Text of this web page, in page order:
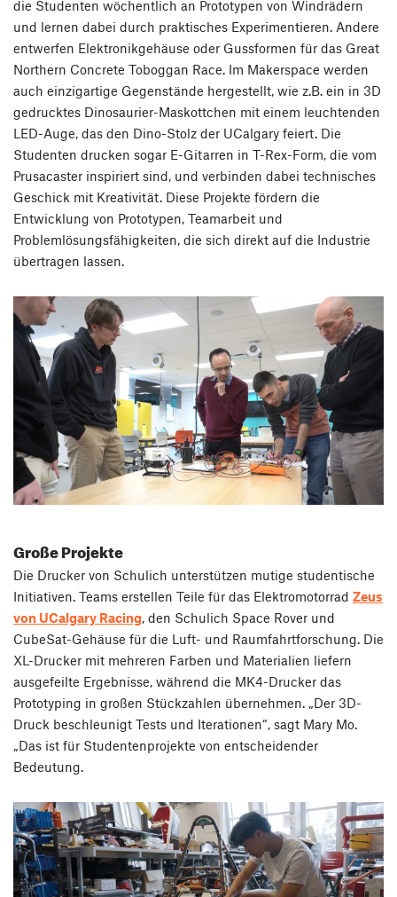
die Studenten wöchentlich an Prototypen von Windrädern
und lernen dabei durch praktisches Experimentieren. Andere
entwerfen Elektronikgehäuse oder Gussformen für das Great
Northern Concrete Toboggan Race. Im Makerspace werden
auch einzigartige Gegenstände hergestellt, wie z.B. ein in 3D
gedrucktes Dinosaurier-Maskottchen mit einem leuchtenden
LED-Auge, das den Dino-Stolz der UCalgary feiert. Die
Studenten drucken sogar E-Gitarren in T-Rex-Form, die vom
Prusacaster inspiriert sind, und verbinden dabei technisches
Geschick mit Kreativität. Diese Projekte fördern die
Entwicklung von Prototypen, Teamarbeit und
Problemlösungsfähigkeiten, die sich direkt auf die Industrie
übertragen lassen.
Große Projekte
Die Drucker von Schulich unterstützen mutige studentische
Initiativen. Teams erstellen Teile für das Elektromotorrad Zeus
von UCalgary Racing, den Schulich Space Rover und
CubeSat-Gehäuse für die Luft- und Raumfahrtforschung. Die
XL-Drucker mit mehreren Farben und Materialien liefern
ausgefeilte Ergebnisse, während die MK4-Drucker das
Prototyping in großen Stückzahlen übernehmen. „Der 3D-
Druck beschleunigt Tests und Iterationen“, sagt Mary Mo.
„Das ist für Studentenprojekte von entscheidender
Bedeutung.